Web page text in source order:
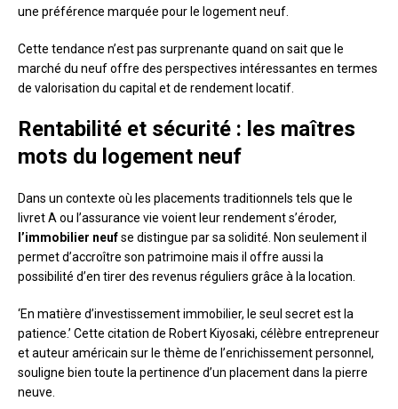
une préférence marquée pour le logement neuf.
Cette tendance n’est pas surprenante quand on sait que le
marché du neuf offre des perspectives intéressantes en termes
de valorisation du capital et de rendement locatif.
Rentabilité et sécurité : les maîtres
mots du logement neuf
Dans un contexte où les placements traditionnels tels que le
livret A ou l’assurance vie voient leur rendement s’éroder,
l’immobilier neufse distingue par sa solidité. Non seulement il
permet d’accroître son patrimoine mais il offre aussi la
possibilité d’en tirer des revenus réguliers grâce à la location.
‘En matière d’investissement immobilier, le seul secret est la
patience.’ Cette citation de Robert Kiyosaki, célèbre entrepreneur
et auteur américain sur le thème de l’enrichissement personnel,
souligne bien toute la pertinence d’un placement dans la pierre
neuve.